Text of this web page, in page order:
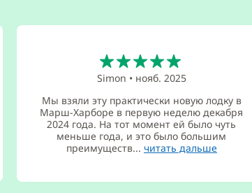
Simon • нояб. 2025
Мы взяли эту практически новую лодку в
Марш-Харборе в первую неделю декабря
2024 года. На тот момент ей было чуть
меньше года, и это было большим
преимуществ... читать дальше